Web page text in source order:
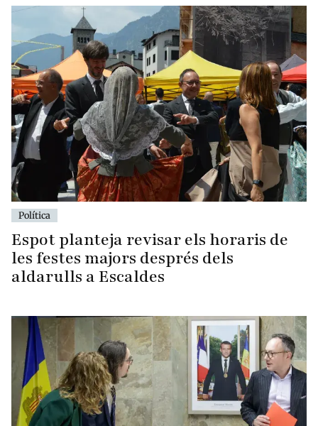
Política
Espot planteja revisar els horaris de
les festes majors després dels
aldarulls a Escaldes